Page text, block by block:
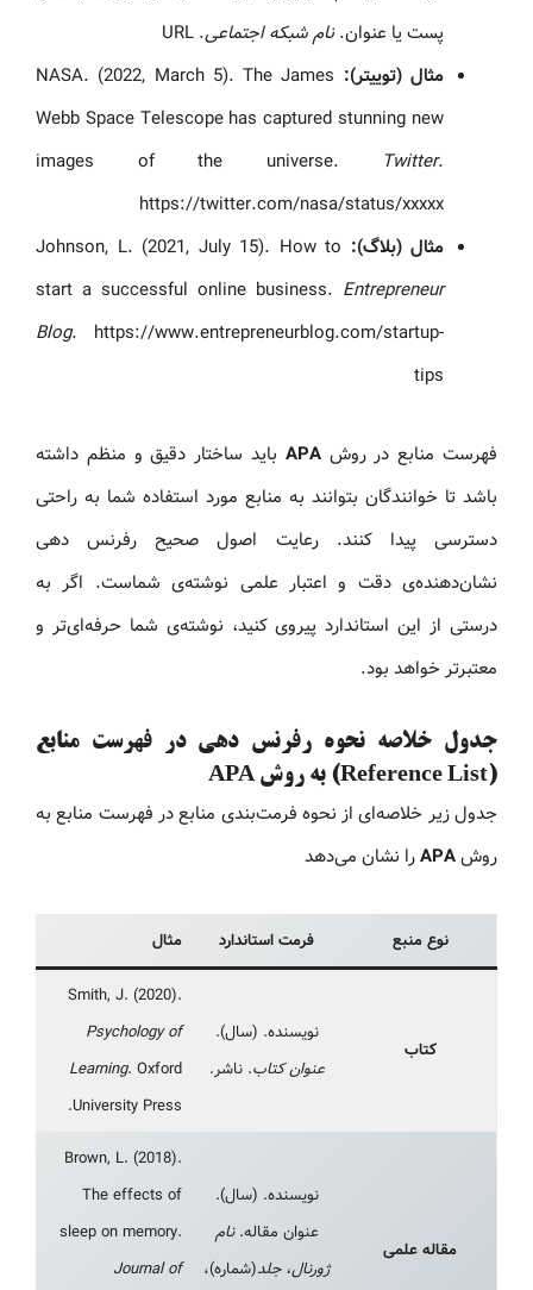
پست یا عنوان.نام شبکه اجتماعی. URL
مثال (توییتر): NASA. (2022, March 5). The James
Webb Space Telescope has captured stunning new
images of the universe.
Twitter.
https://twitter.com/nasa/status/xxxxx
مثال (بلاگ): Johnson, L. (2021, July 15). How to
start a successful online business. Entrepreneur
Blog. https://www.entrepreneurblog.com/startup-
tips
فهرست منابع در روشAPA باید ساختار دقیق و منظم داشته
باشد تا خوانندگان بتوانند به منابع مورد استفاده شما به راحتی
دسترسی پیدا کنند. رعایت اصول صحیح رفرنس دهی
نشان‌دهنده‌ی دقت و اعتبار علمی نوشته‌ی شماست. اگر به
درستی از این استاندارد پیروی کنید، نوشته‌ی شما حرفه‌ای‌تر و
معتبرتر خواهد بود.
جدول خلاصه نحوه رفرنس دهی در فهرست منابع
(Reference List) به روش APA
جدول زیر خلاصه‌ای از نحوه فرمت‌بندی منابع در فهرست منابع به
روشAPAرا نشان می‌دهد
نوع منبع فرمت استاندارد مثال
کتاب
نویسنده. (سال).
عنوان کتاب. ناشر.
Smith, J. (2020).
Psychology of
Learning. Oxford
University Press.
مقاله علمی
نویسنده. (سال).
عنوان مقاله.نام
ژورنال، جلد(شماره)،
Brown, L. (2018).
The effects of
sleep on memory.
Journal of